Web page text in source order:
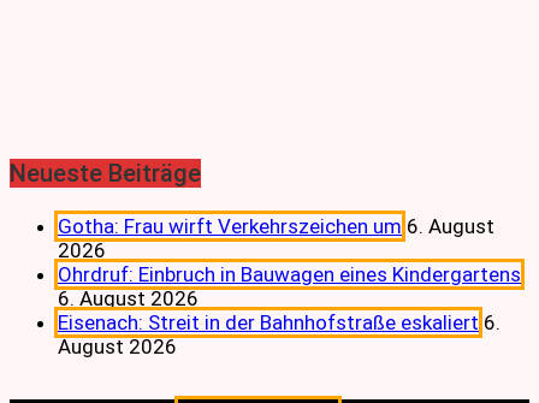
Neueste Beiträge
Gotha: Frau wirft Verkehrszeichen um 6. August
2026
Ohrdruf: Einbruch in Bauwagen eines Kindergartens
6. August 2026
Eisenach: Streit in der Bahnhofstraße eskaliert 6.
August 2026